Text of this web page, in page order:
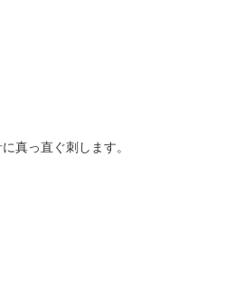
真っ直ぐ刺します。